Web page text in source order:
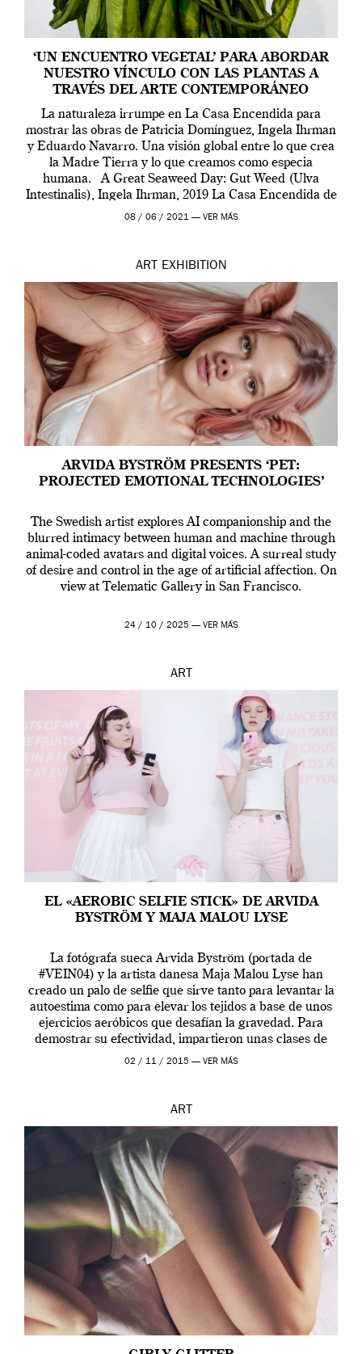
‘UN ENCUENTRO VEGETAL’ PARA ABORDAR
NUESTRO VÍNCULO CON LAS PLANTAS A
TRAVÉS DEL ARTE CONTEMPORÁNEO
La naturaleza irrumpe en La Casa Encendida para
mostrar las obras de Patricia Domínguez, Ingela Ihrman
y Eduardo Navarro. Una visión global entre lo que crea
la Madre Tierra y lo que creamos como especia
humana. A Great Seaweed Day: Gut Weed (Ulva
Intestinalis), Ingela Ihrman, 2019 La Casa Encendida de
Madrid y la Wellcome […]
08 / 06 / 2021 — VER MÁS
ART EXHIBITION
ARVIDA BYSTRÖM PRESENTS ‘PET:
PROJECTED EMOTIONAL TECHNOLOGIES’
The Swedish artist explores AI companionship and the
blurred intimacy between human and machine through
animal-coded avatars and digital voices. A surreal study
of desire and control in the age of artificial affection. On
view at Telematic Gallery in San Francisco.
24 / 10 / 2025 — VER MÁS
ART
EL «AEROBIC SELFIE STICK» DE ARVIDA
BYSTRÖM Y MAJA MALOU LYSE
La fotógrafa sueca Arvida Byström (portada de
#VEIN04) y la artista danesa Maja Malou Lyse han
creado un palo de selfie que sirve tanto para levantar la
autoestima como para elevar los tejidos a base de unos
ejercicios aeróbicos que desafían la gravedad. Para
demostrar su efectividad, impartieron unas clases de
prueba en el Tate […]
02 / 11 / 2015 — VER MÁS
ART